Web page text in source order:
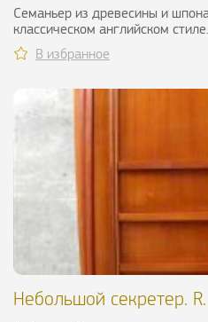
Семаньер из древесины и
классическом английском
В избранное
Небольшой секретер.